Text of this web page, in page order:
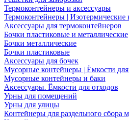
Термоконтейнеры и аксессуары
Термоконтейнеры | Изотермические
Аксессуары для термоконтейнеров
Бочки пластиковые и металлические
Бочки металлические
Бочки пластиковые
Аксессуары для бочек
Мусорные контейнеры | Ёмкости для
Мусорные контейнеры и баки
Аксессуары. Ёмкости для отходов
Урны для помещений
Урны для улицы
Контейнеры для раздельного сбора